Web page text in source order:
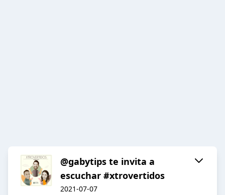
@gabytips te invita a
escuchar #xtrovertidos
2021-07-07